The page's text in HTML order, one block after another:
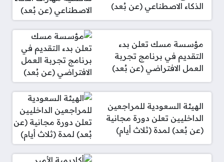
الذكاء الاصطناعي (عن بُعد)
مؤسسة مسك تعلن بدء
التقديم في برنامج تجربة
العمل الافتراضي (عن بُعد)
الهيئة السعودية للمراجعين
الداخليين تعلن دورة مجانية
(عن بُعد) لمدة (ثلاث أيام)